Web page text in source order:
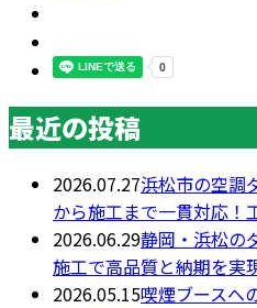
最近の投稿
2026.07.27浜松市の空調
から施工まで一貫対応！
2026.06.29静岡・浜松の
施工で高品質と納期を実
2026.05.15喫煙ブースへ